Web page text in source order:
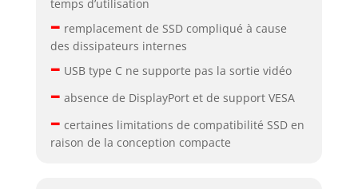
temps d’utilisation
– remplacement de SSD compliqué à cause
des dissipateurs internes
– USB type C ne supporte pas la sortie vidéo
– absence de DisplayPort et de support VESA
– certaines limitations de compatibilité SSD en
raison de la conception compacte